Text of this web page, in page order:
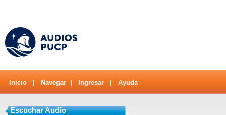
Inicio Navegar Ingresar Ayuda
Escuchar Audio